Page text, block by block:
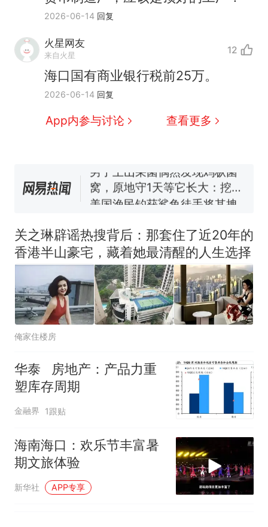
2026-06-14 回复
火星网友
来自火星 12
海口国有商业银行税前25万。
2026-06-14 回复
App内参与讨论 查看更多
那个在床头放菜刀的女孩，
因老师一句“跟我回家”改写了
人生
新
制裁瓜子饺子，美国怕什
么？
费大厨“全国小炒肉大王”称
140多朵
美国渔民钓获鲨鱼徒手将其拽
回大海 目击者直呼震惊 （视频
官方通报
热
那个在床头放菜刀的女孩，
因老师一句“跟我回家”改写了
人生
关之琳辟谣热搜背后：那套住了近20年的
香港半山豪宅，藏着她最清醒的人生选择
俺家住楼房
华泰 房地产：产品力重
塑库存周期
金融界 1跟贴
海南海口：欢乐节丰富暑
期文旅体验
新华社 APP专享